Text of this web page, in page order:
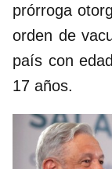
prórroga
orden de
país con
17 años.